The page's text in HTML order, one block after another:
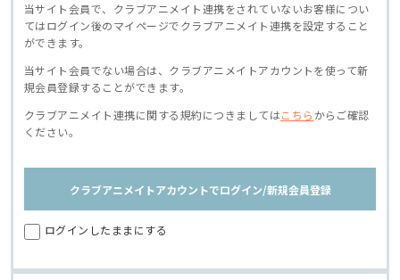
当サイト会員で、クラブアニメイト連携をされていないお客様につい
てはログイン後のマイページでクラブアニメイト連携を設定すること
ができます。
当サイト会員でない場合は、クラブアニメイトアカウントを使って新
規会員登録することができます。
クラブアニメイト連携に関する規約につきましてはこちら からご確認
ください。
クラブアニメイトアカウントでログイン/新規会員登録
ログインしたままにする